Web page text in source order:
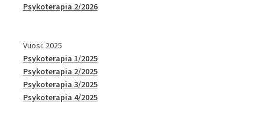
Psykoterapia 2/2026
Vuosi: 2025
Psykoterapia 1/2025
Psykoterapia 2/2025
Psykoterapia 3/2025
Psykoterapia 4/2025